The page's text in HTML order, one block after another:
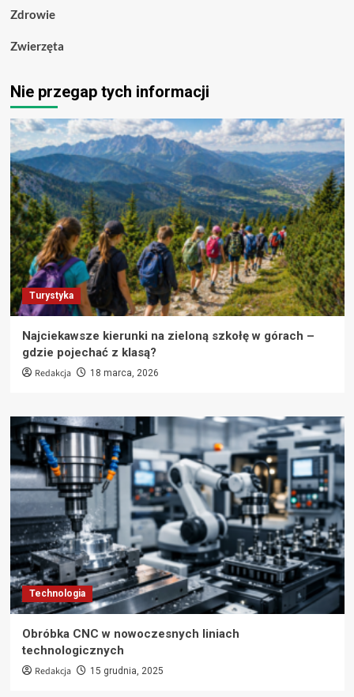
Zdrowie
Zwierzęta
Nie przegap tych informacji
Turystyka
Najciekawsze kierunki na zieloną szkołę w górach –
gdzie pojechać z klasą?
Redakcja 18 marca, 2026
Technologia
Obróbka CNC w nowoczesnych liniach
technologicznych
Redakcja 15 grudnia, 2025